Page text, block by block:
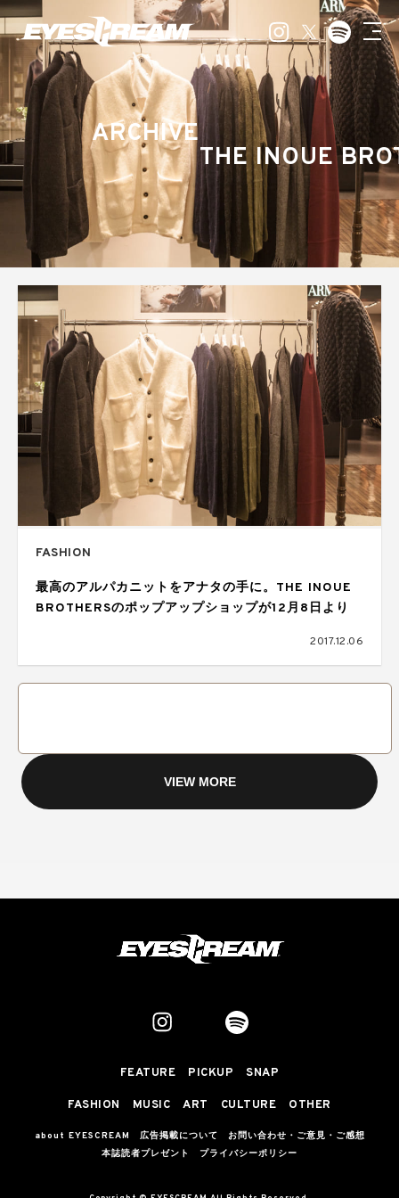
ARCHIVE
THE INOUE
FASHION
最高のアルパカニットをアナタの手に。THE INOUE
BROTHERSのポップアップショップが12月8日より
2017.12.06
VIEW MORE
FEATURE PICKUP SNAP
FASHION MUSIC ART CULTURE OTHER
about EYESCREAM 広告掲載について
お問い合わせ・ご意見・ご感想
本誌読者プレゼント
プライバシーポリシー